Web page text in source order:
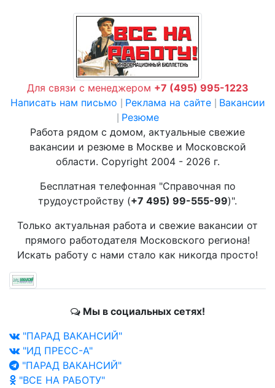
Для связи с менеджером +7 (495) 995-1223
Написать нам письмо
Реклама на сайте Вакансии
Резюме
Работа рядом с домом, актуальные свежие
вакансии и резюме в Москве и Московской
области. Copyright 2004 - 2026 г.
Бесплатная телефонная "Справочная по
трудоустройству (+7 495) 99-555-99)".
Только актуальная работа и свежие вакансии от
прямого работодателя Московского региона!
Искать работу с нами стало как никогда просто!
Мы в социальных сетях!
"ПАРАД ВАКАНСИЙ"
"ИД ПРЕСС-А"
"ПАРАД ВАКАНСИЙ"
"ВСЕ НА РАБОТУ"